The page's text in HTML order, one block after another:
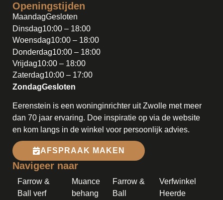
Openingstijden
MaandagGesloten
Dinsdag10:00 – 18:00
Woensdag10:00 – 18:00
Donderdag10:00 – 18:00
Vrijdag10:00 – 18:00
Zaterdag10:00 – 17:00
ZondagGesloten
Eerenstein is een woninginrichter uit Zwolle met meer
dan 70 jaar ervaring. Doe inspiratie op via de website
en kom langs in de winkel voor persoonlijk advies.
AFSPRAAK MAKEN
Navigeer naar
Farrow &
Ball verf
Muance
behang
Farrow &
Ball
Verfwinkel
Heerde